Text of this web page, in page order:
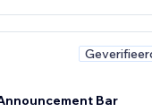
Bar